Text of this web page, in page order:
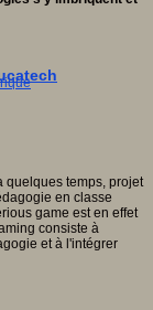
quelques temps, projet
en classe
game est en effet
consiste à
et à l'intégrer